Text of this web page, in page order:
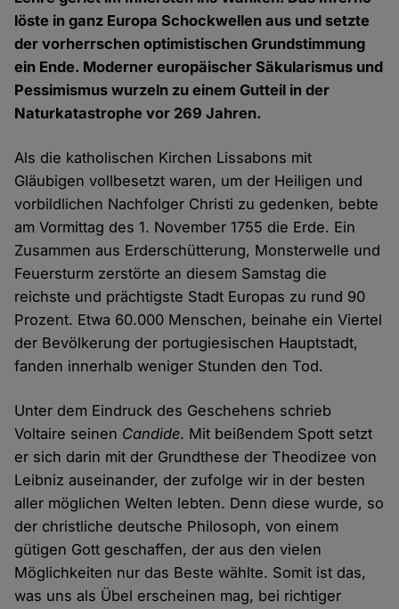
löste in ganz Europa Schockwellen aus und setzte
der vorherrschen optimistischen Grundstimmung
ein Ende. Moderner europäischer Säkularismus und
Pessimismus wurzeln zu einem Gutteil in der
Naturkatastrophe vor 269 Jahren.
Als die katholischen Kirchen Lissabons mit
Gläubigen vollbesetzt waren, um der Heiligen und
vorbildlichen Nachfolger Christi zu gedenken, bebte
am Vormittag des 1. November 1755 die Erde. Ein
Zusammen aus Erderschütterung, Monsterwelle und
Feuersturm zerstörte an diesem Samstag die
reichste und prächtigste Stadt Europas zu rund 90
Prozent. Etwa 60.000 Menschen, beinahe ein Viertel
der Bevölkerung der portugiesischen Hauptstadt,
fanden innerhalb weniger Stunden den Tod.
Unter dem Eindruck des Geschehens schrieb
Voltaire seinen Candide. Mit beißendem Spott setzt
er sich darin mit der Grundthese der Theodizee von
Leibniz auseinander, der zufolge wir in der besten
aller möglichen Welten lebten. Denn diese wurde, so
der christliche deutsche Philosoph, von einem
gütigen Gott geschaffen, der aus den vielen
Möglichkeiten nur das Beste wählte. Somit ist das,
was uns als Übel erscheinen mag, bei richtiger